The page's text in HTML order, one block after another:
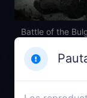
Battle of the